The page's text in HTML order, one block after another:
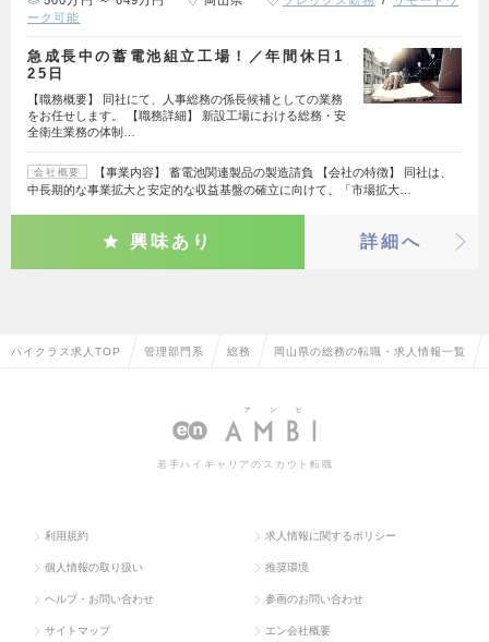
ーク可能
急成長中の蓄電池組立工場！／年間休日1
25日
【職務概要】 同社にて、人事総務の係長候補としての業務
をお任せします。 【職務詳細】 新設工場における総務・安
全衛生業務の体制…
会社概要
【事業内容】 蓄電池関連製品の製造請負 【会社の特徴】 同社は、
中長期的な事業拡大と安定的な収益基盤の確立に向けて、「市場拡大…
興味あり 詳細へ
ハイクラス求人TOP 管理部門系 総務 岡山県の総務の転職・求人情報一覧
若手ハイキャリアのスカウト転職
利用規約 求人情報に関するポリシー
個人情報の取り扱い 推奨環境
ヘルプ・お問い合わせ 参画のお問い合わせ
サイトマップ エン会社概要